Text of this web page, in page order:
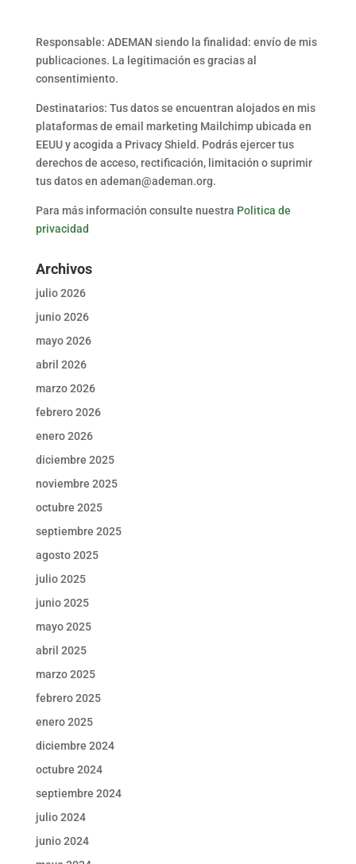
Responsable: ADEMAN siendo la finalidad: envío de mis
publicaciones. La legitimación es gracias al
consentimiento.
Destinatarios: Tus datos se encuentran alojados en mis
plataformas de email marketing Mailchimp ubicada en
EEUU y acogida a Privacy Shield. Podrás ejercer tus
derechos de acceso, rectificación, limitación o suprimir
tus datos en ademan@ademan.org.
Para más información consulte nuestra Politica de
privacidad
Archivos
julio 2026
junio 2026
mayo 2026
abril 2026
marzo 2026
febrero 2026
enero 2026
diciembre 2025
noviembre 2025
octubre 2025
septiembre 2025
agosto 2025
julio 2025
junio 2025
mayo 2025
abril 2025
marzo 2025
febrero 2025
enero 2025
diciembre 2024
octubre 2024
septiembre 2024
julio 2024
junio 2024